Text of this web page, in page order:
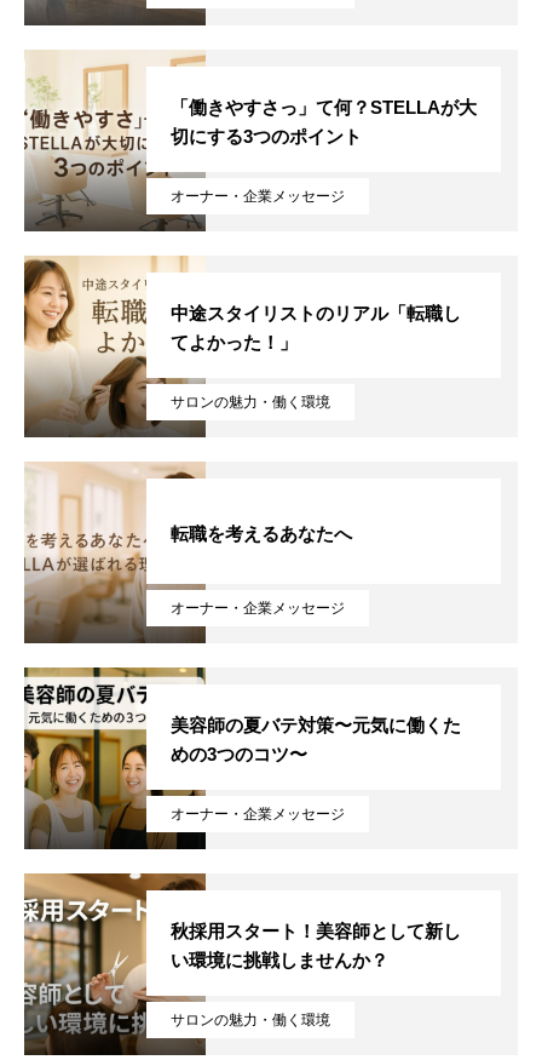
オーナー・企業メッセージ
「働きやすさっ」て何？STELLAが大
切にする3つのポイント
サロンの魅力・働く環境
中途スタイリストのリアル「転職し
てよかった！」
オーナー・企業メッセージ
転職を考えるあなたへ
オーナー・企業メッセージ
美容師の夏バテ対策〜元気に働くた
めの3つのコツ〜
サロンの魅力・働く環境
秋採用スタート！美容師として新し
い環境に挑戦しませんか？